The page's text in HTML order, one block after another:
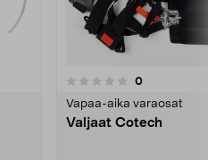
0arvostelut
Vapaa-aika varaosat
Valjaat Cotech
3.0viidestä